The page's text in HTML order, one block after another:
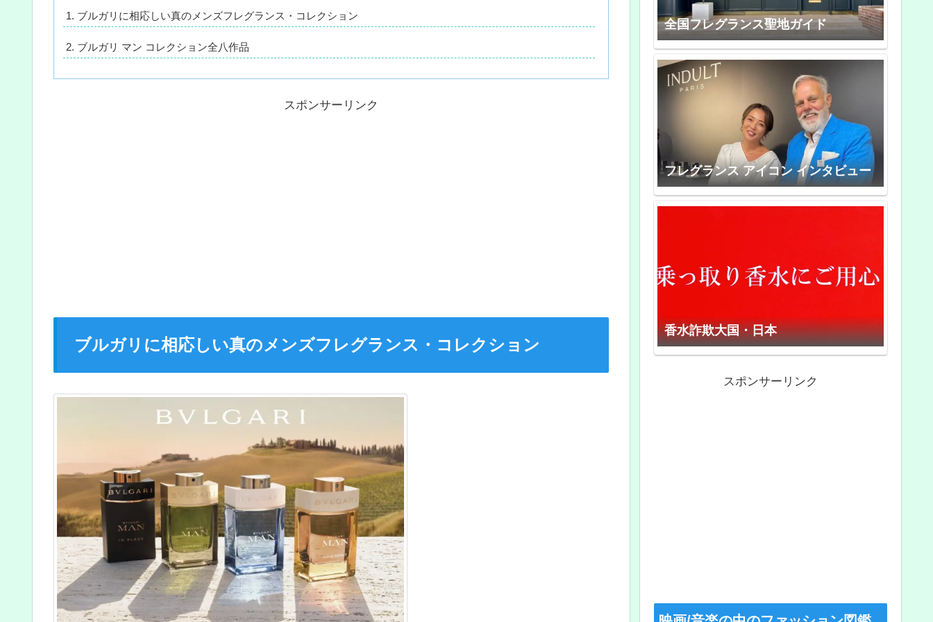
ブルガリに相応しい真のメンズフレグランス・コレクション
ブルガリ マン コレクション全八作品
スポンサーリンク
ブルガリに相応しい真のメンズフレグランス・コレクション
全国フレグランス聖地ガイド
フレグランス アイコン インタビュー
香水詐欺大国・日本
スポンサーリンク